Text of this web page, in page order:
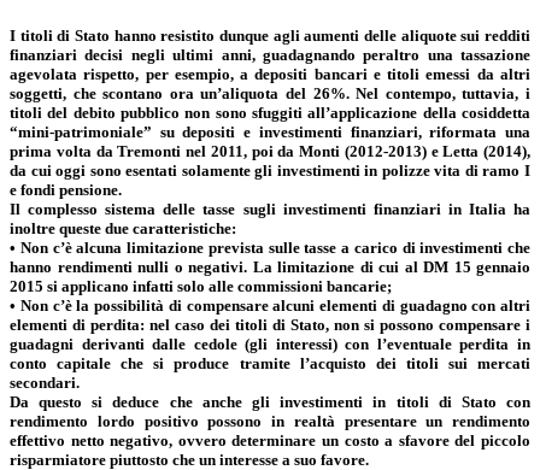
I titoli di Stato hanno resistito dunque agli aumenti delle aliquote sui redditi
finanziari decisi negli ultimi anni, guadagnando peraltro una tassazione
agevolata rispetto, per esempio, a depositi bancari e titoli emessi da altri
soggetti, che scontano ora un’aliquota del 26%. Nel contempo, tuttavia, i
titoli del debito pubblico non sono sfuggiti all’applicazione della cosiddetta
“mini-patrimoniale” su depositi e investimenti finanziari, riformata una
prima volta da Tremonti nel 2011, poi da Monti (2012-2013) e Letta (2014),
da cui oggi sono esentati solamente gli investimenti in polizze vita di ramo I
e fondi pensione.
Il complesso sistema delle tasse sugli investimenti finanziari in Italia ha
inoltre queste due caratteristiche:
• Non c’è alcuna limitazione prevista sulle tasse a carico di investimenti che
hanno rendimenti nulli o negativi. La limitazione di cui al DM 15 gennaio
2015 si applicano infatti solo alle commissioni bancarie;
• Non c’è la possibilità di compensare alcuni elementi di guadagno con altri
elementi di perdita: nel caso dei titoli di Stato, non si possono compensare i
guadagni derivanti dalle cedole (gli interessi) con l’eventuale perdita in
conto capitale che si produce tramite l’acquisto dei titoli sui mercati
secondari.
Da questo si deduce che anche gli investimenti in titoli di Stato con
rendimento lordo positivo possono in realtà presentare un rendimento
effettivo netto negativo, ovvero determinare un costo a sfavore del piccolo
risparmiatore piuttosto che un interesse a suo favore.